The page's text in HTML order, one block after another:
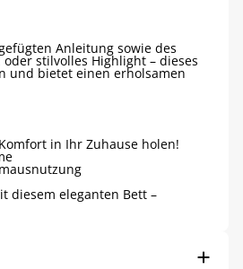
Anleitung sowie des
stilvolles Highlight – dieses
und bietet einen erholsamen
in Ihr Zuhause holen!
diesem eleganten Bett –